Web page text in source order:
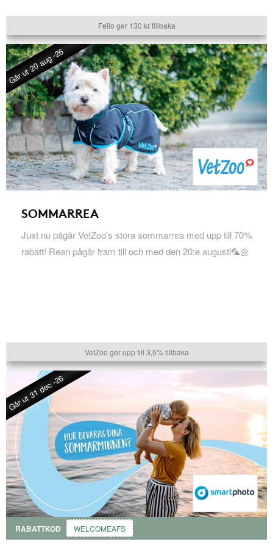
Fello ger 130 kr tillbaka
Går ut 20 aug -26
SOMMARREA
Just nu pågår VetZoo's stora sommarrea med upp till 70%
rabatt! Rean pågår fram till och med den 20:e augusti🦜🌼
VetZoo ger upp till 3,5% tillbaka
Går ut 31 dec -26
RABATTKOD WELCOMEAFS